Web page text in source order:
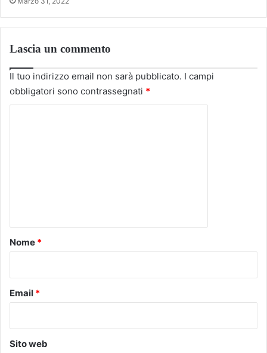
Lascia un commento
Il tuo indirizzo email non sarà pubblicato. I campi
obbligatori sono contrassegnati *
o
Nome *
Email *
Sito web